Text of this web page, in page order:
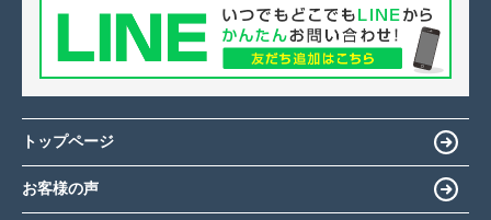
トップページ
お客様の声